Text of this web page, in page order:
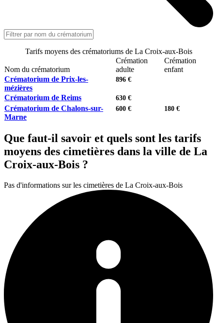
Tarifs moyens des crématoriums de La Croix-aux-Bois
Nom du crématorium
Crémation
adulte
Crémation
enfant
Crématorium de Prix-les-
mézières
896 €
Crématorium de Reims 630 €
Crématorium de Chalons-sur-
Marne
600 € 180 €
Que faut-il savoir et quels sont les tarifs
moyens des cimetières dans la ville de La
Croix-aux-Bois ?
Pas d'informations sur les cimetières de La Croix-aux-Bois